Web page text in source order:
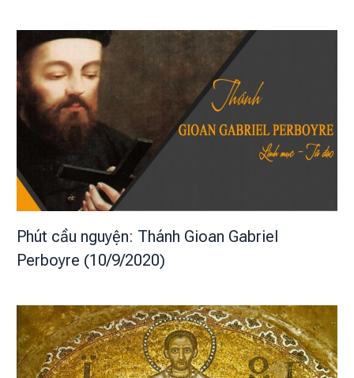
Phút cầu nguyện: Thánh Gioan Gabriel
Perboyre (10/9/2020)